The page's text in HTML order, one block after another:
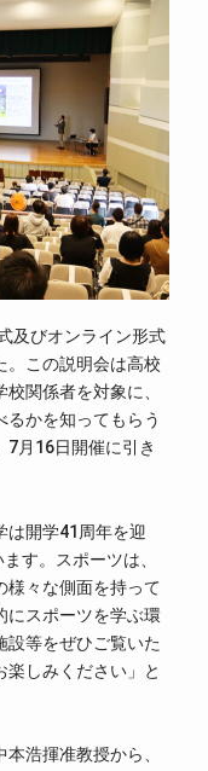
及びオンライン形式
。この説明会は高校
関係者を対象に、
かを知ってもらう
7月16日開催に引き
は開学41周年を迎
す。スポーツは、
様々な側面を持って
にスポーツを学ぶ環
設等をぜひご覧いた
楽しみください」と
浩揮准教授から、